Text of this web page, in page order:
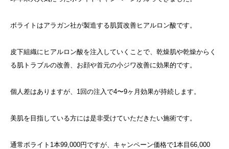
ボライトはアラガン社が製造する肌質改善ヒアルロン酸です。
皮下組織にヒアルロン酸を注入していくことで、乾燥肌や乾燥からく
る肌トラブルの改善、お顔や首元の小ジワ改善に効果的です。
個人差はありますが、1回の注入で4〜9ヶ月効果が持続します。
美肌を目指している方には是非受けていただきたい施術です。
通常ボライト1本99,000円ですが、キャンペーン価格で1本目66,000